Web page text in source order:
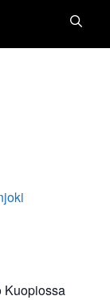
Kuopiossa